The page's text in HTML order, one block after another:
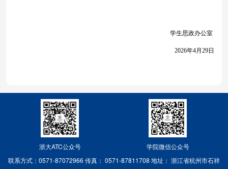
学生思政办公室
2026年4月 29日
浙大ATC公众号
学院微信公众号
联系方式：0571-87072966 传真： 0571-87811708 地址： 浙江省杭州市石祥